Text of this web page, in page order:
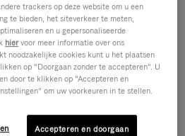
trackers op deze website om u een
te bieden, het siteverkeer te meten,
en u gepersonaliseerde
hiervoor meer informatie over ons
noodzakelijke cookies kunt u het plaatsen
op “Doorgaan zonder te accepteren”. U
door te klikken op “Accepteren en
om uw voorkeuren in te stellen.
Accepteren en doorgaan